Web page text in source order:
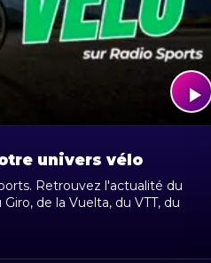
univers vélo
Retrouvez l'actualité du
de la Vuelta, du VTT, du